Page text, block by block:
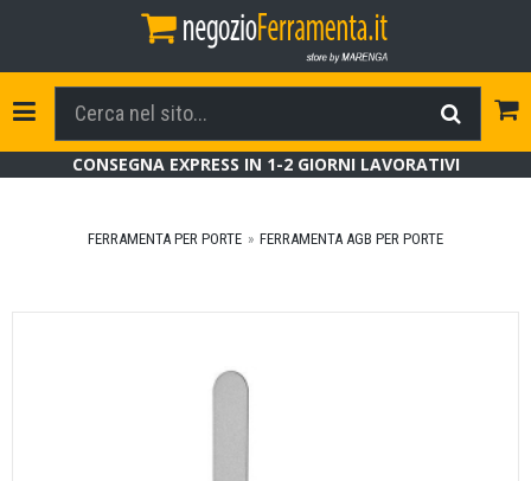
Toggle Navigation
CONSEGNA EXPRESS IN 1-2 GIORNI LAVORATIVI
FERRAMENTA PER PORTE FERRAMENTA AGB PER PORTE